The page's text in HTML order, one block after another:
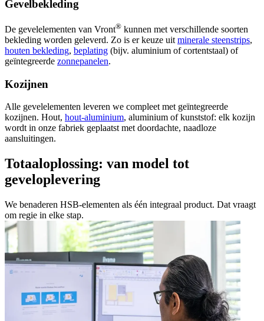
Gevelbekleding
De gevelelementen van Vront® kunnen met verschillende soorten
bekleding worden geleverd. Zo is er keuze uit minerale steenstrips,
houten bekleding, beplating (bijv. aluminium of cortentstaal) of
geïntegreerde zonnepanelen.
Kozijnen
Alle gevelelementen leveren we compleet met geïntegreerde
kozijnen. Hout, hout-aluminium, aluminium of kunststof: elk kozijn
wordt in onze fabriek geplaatst met doordachte, naadloze
aansluitingen.
Totaaloplossing: van model tot
geveloplevering
We benaderen HSB-elementen als één integraal product. Dat vraagt
om regie in elke stap.